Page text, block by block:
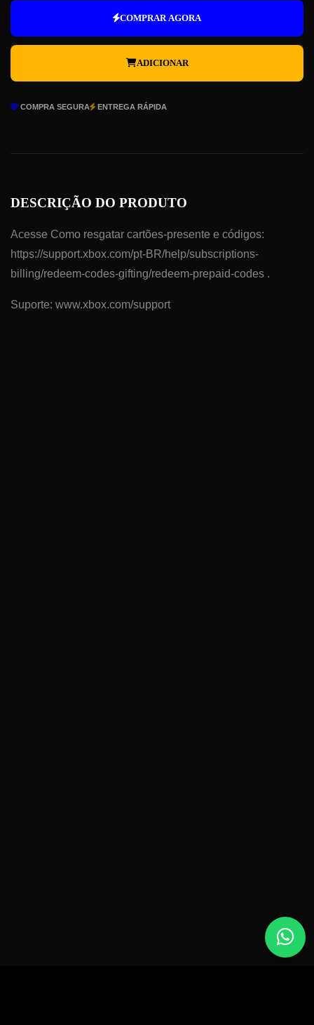
quantidade
COMPRAR AGORA
ADICIONAR
COMPRA SEGURA ENTREGA RÁPIDA
DESCRIÇÃO DO PRODUTO
Acesse Como resgatar cartões-presente e códigos:
https://support.xbox.com/pt-BR/help/subscriptions-
billing/redeem-codes-gifting/redeem-prepaid-codes .
Suporte: www.xbox.com/support